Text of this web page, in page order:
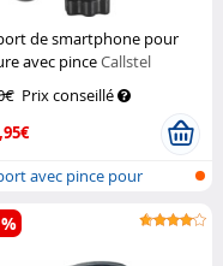
de smartphone pour
avec pinceCallstel
Prix conseillé
,95€
avec pince pour